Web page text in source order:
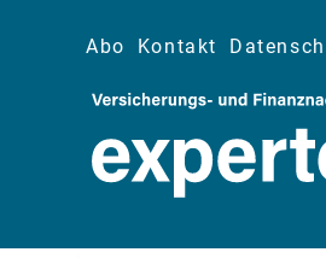
Abo Kontakt